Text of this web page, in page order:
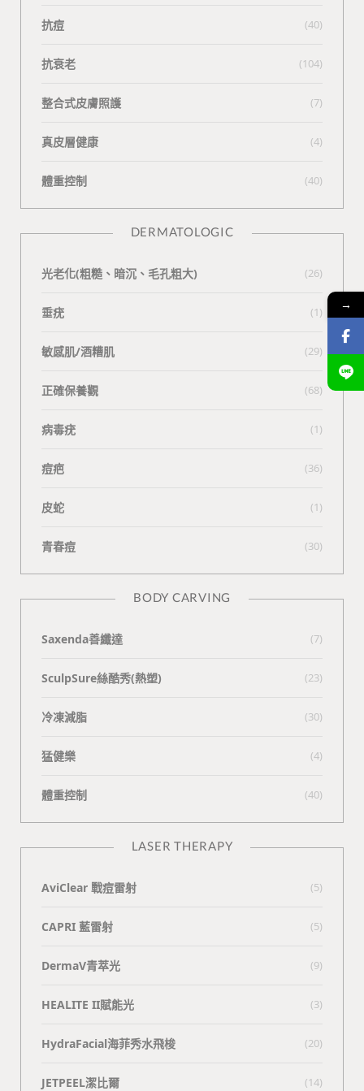
抗痘 (40)
抗衰老 (104)
整合式皮膚照護 (7)
真皮層健康 (4)
體重控制 (40)
DERMATOLOGIC
光老化(粗糙、暗沉、毛孔粗大) (26)
垂疣 (1)
敏感肌/酒糟肌 (29)
正確保養觀 (68)
病毒疣 (1)
痘疤 (36)
皮蛇 (1)
青春痘 (30)
BODY CARVING
Saxenda善纖達 (7)
SculpSure絲酷秀(熱塑) (23)
冷凍減脂 (30)
猛健樂 (4)
體重控制 (40)
LASER THERAPY
AviClear 戰痘雷射 (5)
CAPRI 藍雷射 (5)
DermaV青萃光 (9)
HEALITE II賦能光 (3)
HydraFacial海菲秀水飛梭 (20)
JETPEEL潔比爾 (14)
→